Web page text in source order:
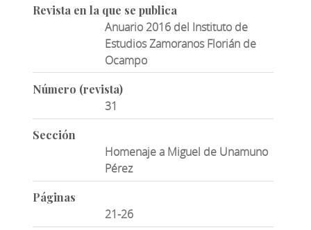
Revista en la que se publica
Anuario 2016 del Instituto de
Estudios Zamoranos Florián de
Ocampo
Número (revista)
31
Sección
Homenaje a Miguel de Unamuno
Pérez
Páginas
21-26